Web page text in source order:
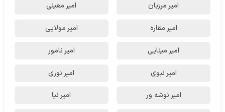
امیر مرزبان امیر معینی
امیر مقاره امیر مولایی
امیر مینایی امیر نامور
امیر نبوی امیر نوری
امیر نوشه ور امیر نیا